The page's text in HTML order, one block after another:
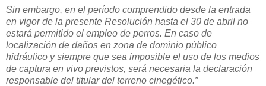
Sin embargo, en el período comprendido desde la entrada
en vigor de la presente Resolución hasta el 30 de abril no
estará permitido el empleo de perros. En caso de
localización de daños en zona de dominio público
hidráulico y siempre que sea imposible el uso de los medios
de captura en vivo previstos, será necesaria la declaración
responsable del titular del terreno cinegético.”